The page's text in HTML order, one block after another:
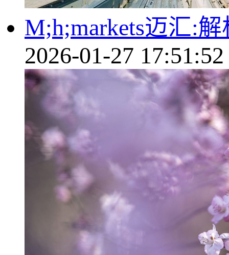
M;h;markets迈汇:
2026-01-27 17:51:52